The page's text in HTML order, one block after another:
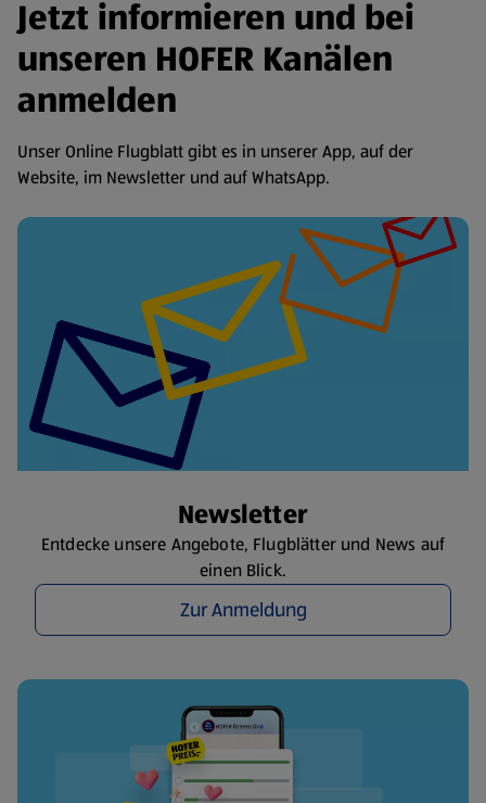
Jetzt informieren und bei
unseren HOFER Kanälen
anmelden
Unser Online Flugblatt gibt es in unserer App, auf der
Website, im Newsletter und auf WhatsApp.
Newsletter
Entdecke unsere Angebote, Flugblätter und News auf
einen Blick.
Zur Anmeldung